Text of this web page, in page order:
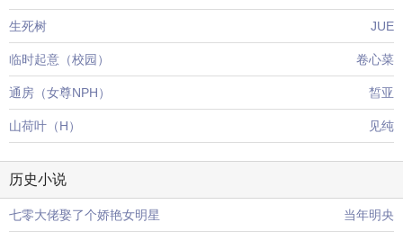
生死树 JUE
临时起意（校园） 卷心菜
通房（女尊NPH） 皙亚
山荷叶（H） 见纯
历史小说
七零大佬娶了个娇艳女明星 当年明央